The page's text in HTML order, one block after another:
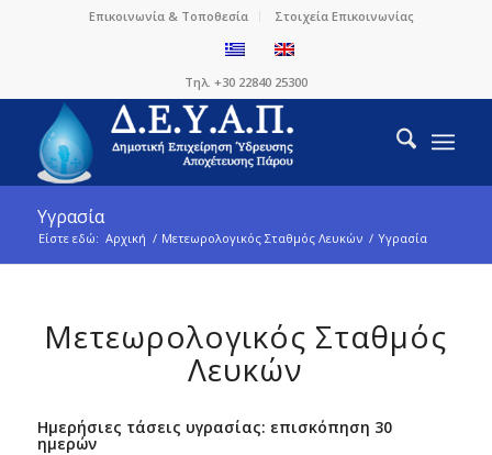
Επικοινωνία & Τοποθεσία Στοιχεία Επικοινωνίας
Τηλ. +30 22840 25300
Υγρασία
Είστε εδώ: Αρχική / Μετεωρολογικός Σταθμός Λευκών / Υγρασία
Μετεωρολογικός Σταθμός
Λευκών
Ημερήσιες τάσεις υγρασίας: επισκόπηση 30
ημερών